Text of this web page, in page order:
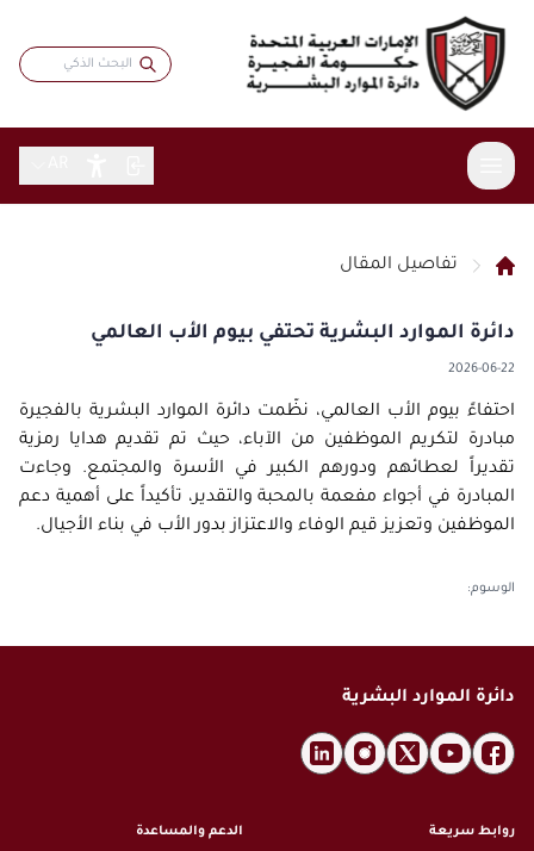
نبذة عامة
الاستراتيجية
كلمة المدير
الهيكل التنظيمي
الشهادات والجوائز
الخدمات
بطاقة سعادتي
الباحثين عن عمل
التدريب والتطوير
الابتكار
المقالات
الاستبيانات
تواصل مع المدير
البيانات المفتوحة
التقارير والبيانات
مؤشرات الموارد البشرية
بيانات الشركاء
التشريعات والأنظمة
قانون الموارد البشرية
الثقافة القانونية
المركز الإعلامي
معرض الصور
الأرشيف
تفاصيل المقال
دائرة الموارد البشرية تحتفي بيوم الأب العالمي
2026-06-22
احتفاءً بيوم الأب العالمي، نظّمت دائرة الموارد البشرية بالفجيرة
مبادرة لتكريم الموظفين من الآباء، حيث تم تقديم هدايا رمزية
تقديراً لعطائهم ودورهم الكبير في الأسرة والمجتمع. وجاءت
المبادرة في أجواء مفعمة بالمحبة والتقدير، تأكيداً على أهمية دعم
الموظفين وتعزيز قيم الوفاء والاعتزاز بدور الأب في بناء الأجيال.
الوسوم:
دائرة الموارد البشرية
روابط سريعة الدعم والمساعدة